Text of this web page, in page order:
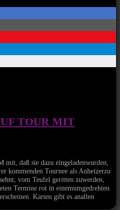
TOUR MIT
daß sie dazu eingeladenwurden,
kommenden Tournee als Anheizerzu
vom Teufel geritten zuwerden,
Termine rot in einemumgedrehten
Karten gibt es anallen